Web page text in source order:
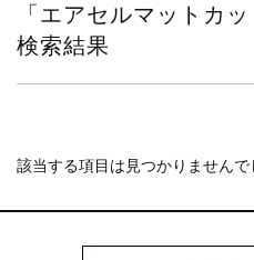
お知らせ
2024.2.27
全国へ確実・迅速に納品...
2026年 夏季休業のお知らせ...
年末年始休業のお知らせ...
「エアセルマットカ
検索結果
該当する項目は見つかりませんで